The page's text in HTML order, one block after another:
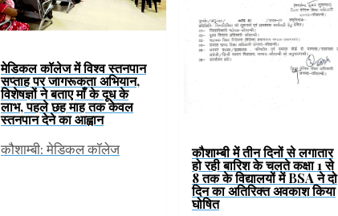
मेडिकल कॉलेज में विश्व स्तनपान
सप्ताह पर जागरूकता अभियान,
विशेषज्ञों ने बताए माँ के दूध के
लाभ, पहले छह माह तक केवल
स्तनपान देने का आह्वान
कौशाम्बी: मेडिकल कॉलेज कौशाम्बी में तीन दिनों से लगातार
हो रही बारिश के चलते कक्षा 1 से
8 तक के विद्यालयों में BSA ने दो
दिन का अतिरिक्त अवकाश किया
घोषित